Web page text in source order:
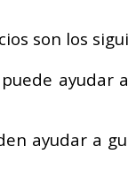
son los
ayudar a